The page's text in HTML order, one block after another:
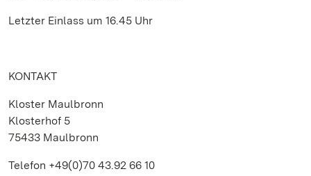
Letzter Einlass um 16.45 Uhr
KONTAKT
Kloster Maulbronn
Klosterhof 5
75433 Maulbronn
Telefon +49(0)70 43.92 66 10